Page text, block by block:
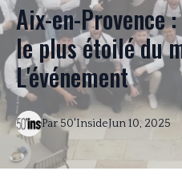
Aix-en-Provence
le plus étoilé du
L'événement
Jun 10, 2025
Par 50'Inside